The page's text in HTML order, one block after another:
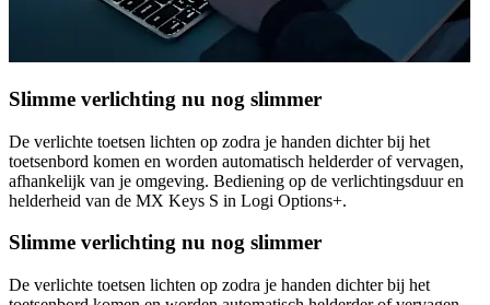
Slimme verlichting nu nog slimmer
De verlichte toetsen lichten op zodra je handen dichter bij het
toetsenbord komen en worden automatisch helderder of vervagen,
afhankelijk van je omgeving. Bediening op de verlichtingsduur en
helderheid van de MX Keys S in Logi Options+.
Slimme verlichting nu nog slimmer
De verlichte toetsen lichten op zodra je handen dichter bij het